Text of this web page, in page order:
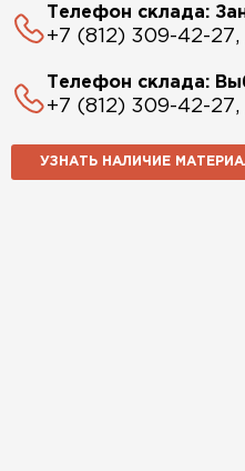
Телефон склада:
+7 (812) 309-42-27,
Телефон склада:
+7 (812) 309-42-27,
УЗНАТЬ НАЛИЧИЕ